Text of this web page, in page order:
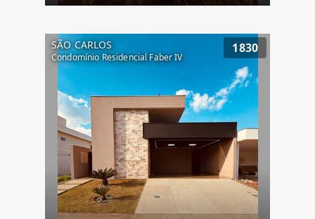
SÃO CARLOS
Condomínio Residencial Faber IV
1830